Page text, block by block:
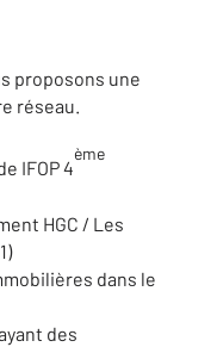
proposons une
réseau.
IFOP 4
ème
HGC / Les
dans le
des